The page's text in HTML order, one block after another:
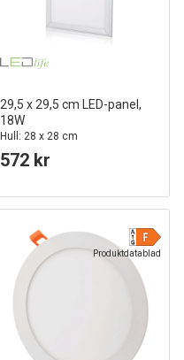
29,5 x 29,5 cm LED-panel,
18W
Hull: 28 x 28 cm
572 kr
Produktdatablad